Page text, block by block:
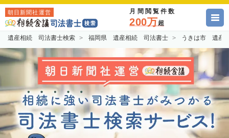
朝日新聞社運営 月間閲覧件数
200万超
遺産相続 司法書士検索 福岡県 遺産相続 司法書士 うきは市 遺産